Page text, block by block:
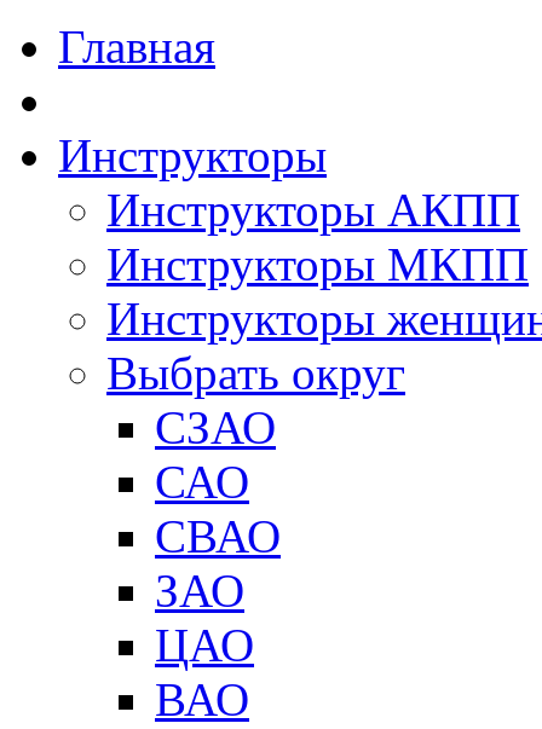
Главная
Инструкторы
Инструкторы АКПП
Инструкторы МКПП
Инструкторы
Выбрать округ
СЗАО
САО
СВАО
ЗАО
ЦАО
ВАО